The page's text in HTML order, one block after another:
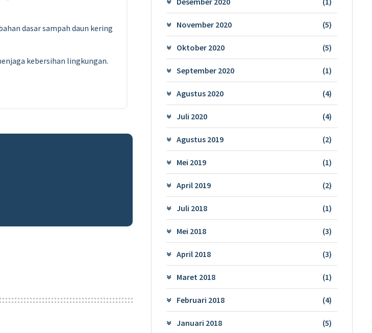
dasar sampah daun kering
kebersihan lingkungan.
November 2020 (5)
Oktober 2020 (5)
September 2020 (1)
Agustus 2020 (4)
Juli 2020 (4)
Agustus 2019 (2)
Mei 2019 (1)
April 2019 (2)
Juli 2018 (1)
Mei 2018 (3)
April 2018 (3)
Maret 2018 (1)
Februari 2018 (4)
Januari 2018 (5)